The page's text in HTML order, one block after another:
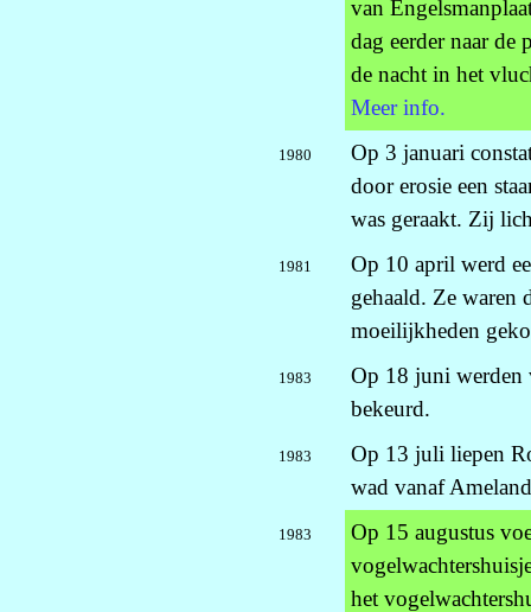
van
dag eerder naar de
de nacht in het
Meer info.
1980
Op 3 januari
door erosie een
was geraakt. Zij
1981
Op 10 april werd
gehaald. Ze waren
moeilijkheden
1983
Op 18 juni werden
bekeurd.
1983
Op 13 juli liepen
wad vanaf
1983
Op 15 augustus
het